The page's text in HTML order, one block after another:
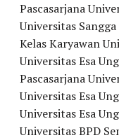
Pascasarjana
Universitas Sangga
Kelas Karyawan
Universitas Esa
Pascasarjana
Universitas Esa
Universitas Esa
Universitas BPD